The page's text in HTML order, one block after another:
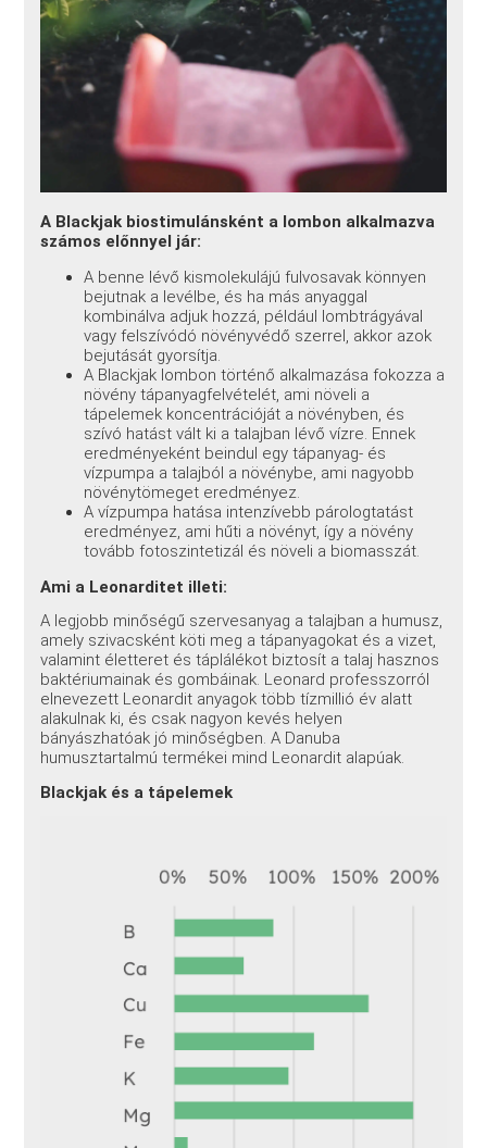
A Blackjak biostimulánsként a lombon alkalmazva
számos előnnyel jár:
A benne lévő kismolekulájú fulvosavak könnyen
bejutnak a levélbe, és ha más anyaggal
kombinálva adjuk hozzá, például lombtrágyával
vagy felszívódó növényvédő szerrel, akkor azok
bejutását gyorsítja.
A Blackjak lombon történő alkalmazása fokozza a
növény tápanyagfelvételét, ami növeli a
tápelemek koncentrációját a növényben, és
szívó hatást vált ki a talajban lévő vízre. Ennek
eredményeként beindul egy tápanyag- és
vízpumpa a talajból a növénybe, ami nagyobb
növénytömeget eredményez.
A vízpumpa hatása intenzívebb párologtatást
eredményez, ami hűti a növényt, így a növény
tovább fotoszintetizál és növeli a biomasszát.
Ami a Leonarditet illeti:
A legjobb minőségű szervesanyag a talajban a humusz,
amely szivacsként köti meg a tápanyagokat és a vizet,
valamint életteret és táplálékot biztosít a talaj hasznos
baktériumainak és gombáinak. Leonard professzorról
elnevezett Leonardit anyagok több tízmillió év alatt
alakulnak ki, és csak nagyon kevés helyen
bányászhatóak jó minőségben. A Danuba
humusztartalmú termékei mind Leonardit alapúak.
Blackjak és a tápelemek